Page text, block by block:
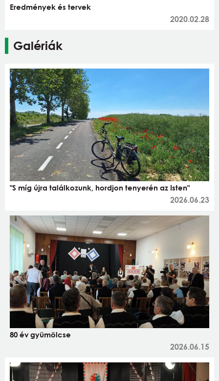
Eredmények és tervek
2020.02.28
Galériák
"S míg újra találkozunk, hordjon tenyerén az Isten"
2026.06.23
80 év gyümölcse
2026.06.15